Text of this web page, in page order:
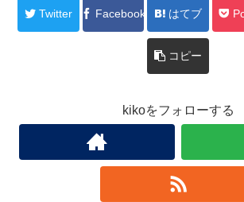
Twitter Facebook はてブ
コピー
kikoをフォローする